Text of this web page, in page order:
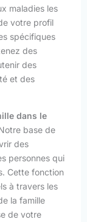
maladies les
votre profil
spécifiques
des
des
et des
dans le
base de
des
personnes qui
Cette fonction
à travers les
la famille
de votre